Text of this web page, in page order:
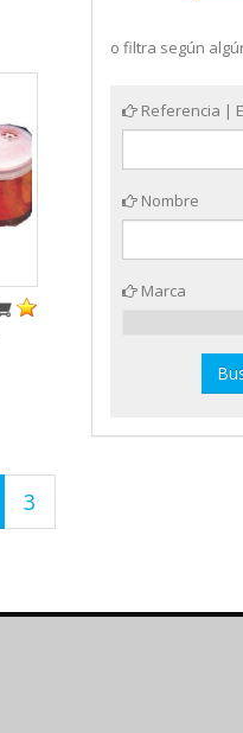
3
o filtra según
Referencia |
Nombre
Marca